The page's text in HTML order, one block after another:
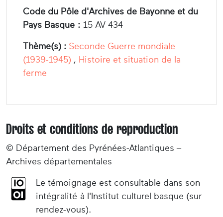
Code du Pôle d'Archives de Bayonne et du
Pays Basque : 15 AV 434
Thème(s) : Seconde Guerre mondiale
(1939-1945) , Histoire et situation de la
ferme
Droits et conditions de reproduction
© Département des Pyrénées-Atlantiques –
Archives départementales
Le témoignage est consultable dans son
intégralité à l'Institut culturel basque (sur
rendez-vous).